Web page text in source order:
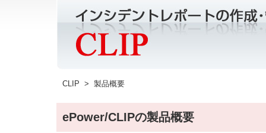
CLIP > 製品概要
ePower/CLIPの製品概要